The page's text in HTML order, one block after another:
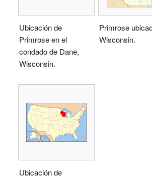
Ubicación de
Primrose en el
condado de Dane,
Wisconsin.
Primrose
Wisconsin.
Ubicación de